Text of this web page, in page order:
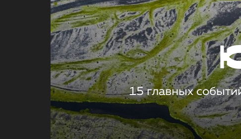
15 главных